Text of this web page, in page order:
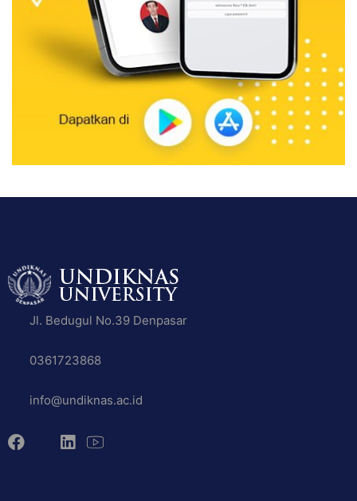
Jl. Bedugul No.39 Denpasar
0361723868
info@undiknas.ac.id